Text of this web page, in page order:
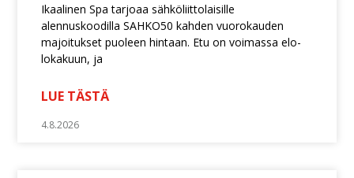
Ikaalinen Spa tarjoaa sähköliittolaisille
alennuskoodilla SAHKO50 kahden vuorokauden
majoitukset puoleen hintaan. Etu on voimassa elo-
lokakuun, ja
LUE TÄSTÄ
4.8.2026